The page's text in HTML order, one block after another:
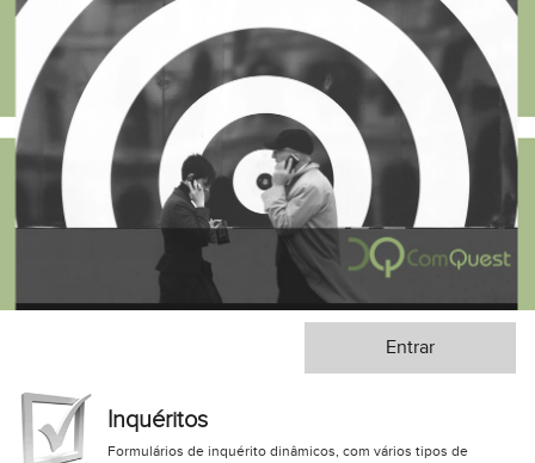
Entrar
Inquéritos
Formulários de inquérito dinâmicos, com vários tipos de